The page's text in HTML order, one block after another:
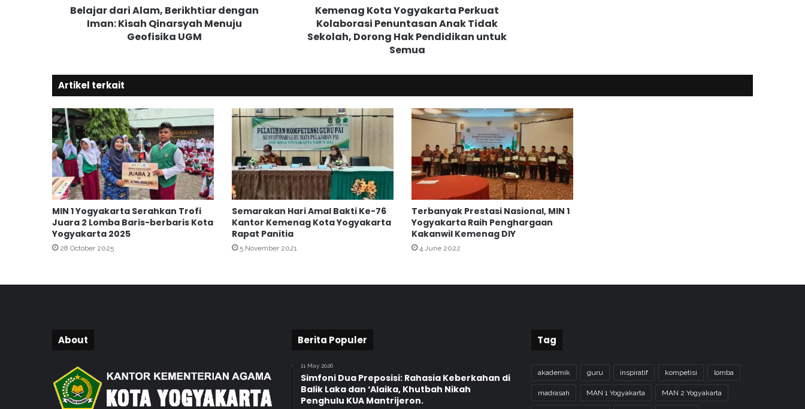
m
B
e
r
k
h
t
i
a
r
d
e
n
n
s
Belajar dari Alam, Berikhtiar dengan
Iman: Kisah Qinarsyah Menuju
Geofisika UGM
y
k
a
t
a
P
e
r
k
u
a
K
a
a
Kemenag Kota Yogyakarta Perkuat
Kolaborasi Penuntasan Anak Tidak
Sekolah, Dorong Hak Pendidikan untuk
Semua
Artikel terkait
MIN 1 Yogyakarta Serahkan Trofi
Juara 2 Lomba Baris-berbaris Kota
Yogyakarta 2025
28 October 2025
Semarakan Hari Amal Bakti Ke-76
Kantor Kemenag Kota Yogyakarta
Rapat Panitia
5 November 2021
Terbanyak Prestasi Nasional, MIN 1
Yogyakarta Raih Penghargaan
Kakanwil Kemenag DIY
4 June 2022
About Berita Populer
11 May 2026
Simfoni Dua Preposisi: Rahasia Keberkahan di
Balik Laka dan ‘Alaika, Khutbah Nikah
Penghulu KUA Mantrijeron.
Tag
akademik guru inspiratif kompetisi lomba
madrasah MAN 1 Yogyakarta MAN 2 Yogyakarta